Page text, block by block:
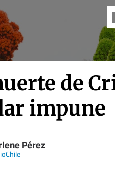
de
impune
Pérez